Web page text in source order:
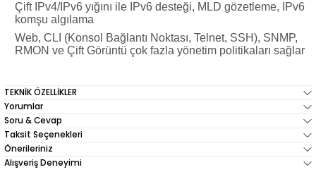
Çift IPv4/IPv6 yığını ile IPv6 desteği, MLD gözetleme, IPv6
komşu algılama
Web, CLI (Konsol Bağlantı Noktası, Telnet, SSH), SNMP,
RMON ve Çift Görüntü çok fazla yönetim politikaları sağlar
TEKNİK ÖZELLİKLER
Yorumlar
Soru & Cevap
Taksit Seçenekleri
Önerileriniz
Alışveriş Deneyimi